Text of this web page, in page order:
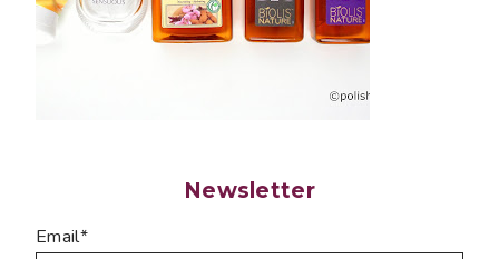
Newsletter
Email*